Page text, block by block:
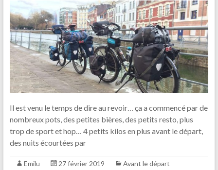
Il est venu le temps de dire au revoir… ça a commencé par de
nombreux pots, des petites bières, des petits resto, plus
trop de sport et hop… 4 petits kilos en plus avant le départ,
des nuits écourtées par
Emilu 27 février 2019
Avant le départ